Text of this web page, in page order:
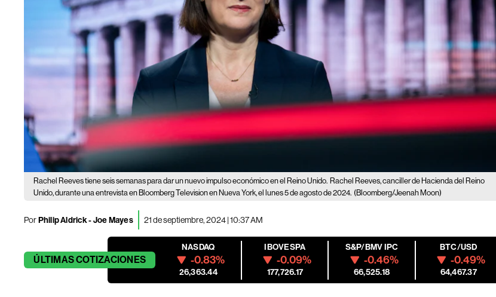
Rachel Reeves tiene seis semanas para dar un nuevo impulso económico en el Reino Unido. Rachel Reeves, canciller de Hacienda del Reino
Unido, durante una entrevista en Bloomberg Television en Nueva York, el lunes 5 de agosto de 2024. (Bloomberg/Jeenah Moon)
PorPhilip Aldrick - Joe Mayes 21 de septiembre, 2024 | 10:37 AM
ÚLTIMASCOTIZACIONES
NASDAQ
-0.83%
26,363.44
IBOVESPA
-0.09%
177,726.17
S&P/BMV IPC
-0.46%
66,525.18
BTC/USD
-0.49%
64,467.37